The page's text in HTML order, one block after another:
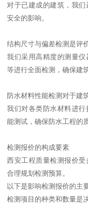
对于已建成的建筑，我
安全的影响。
结构尺寸与偏差检测是评
我们采用高精度的测量
等进行全面检测，确保建
防水材料性能检测对于建
我们对各类防水材料进
能测试，确保防水工程的
检测报价的构成要素
西安工程质量检测报价
合理规划检测预算。
以下是影响检测报价的主
检测项目的种类和数量是